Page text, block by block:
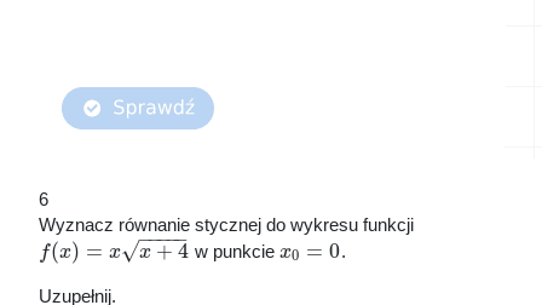
6
Wyznacz równanie stycznej do wykresu funkcji
f(x) = x x + 4
− −
−−−
√ w punkcie x0 = 0.
Uzupełnij.